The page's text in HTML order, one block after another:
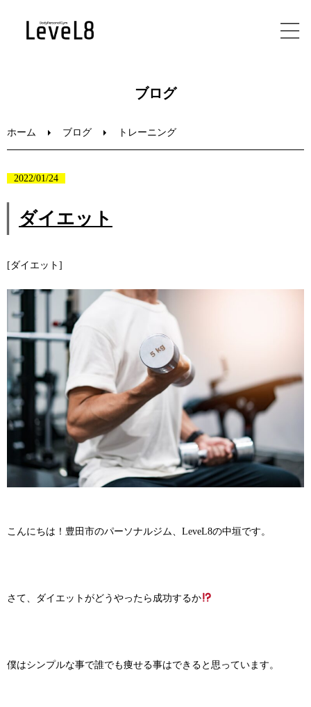
ブログ
ホーム ブログ トレーニング
2022/01/24
ダイエット
[ダイエット]
こんにちは！豊田市のパーソナルジム、LeveL8の中垣です。
さて、ダイエットがどうやったら成功するか
僕はシンプルな事で誰でも痩せる事はできると思っています。